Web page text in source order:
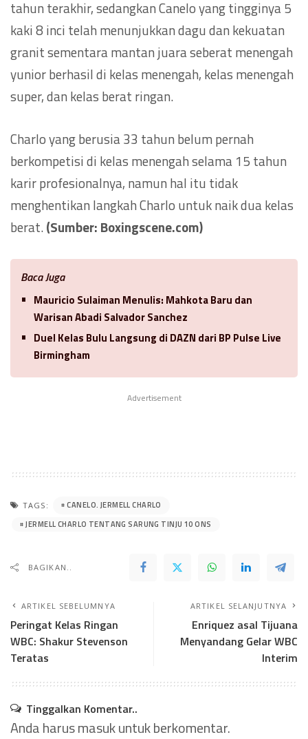
tahun terakhir, sedangkan Canelo yang tingginya 5
kaki 8 inci telah menunjukkan dagu dan kekuatan
granit sementara mantan juara seberat menengah
yunior berhasil di kelas menengah, kelas menengah
super, dan kelas berat ringan.
Charlo yang berusia 33 tahun belum pernah
berkompetisi di kelas menengah selama 15 tahun
karir profesionalnya, namun hal itu tidak
menghentikan langkah Charlo untuk naik dua kelas
berat.(Sumber: Boxingscene.com)
Baca Juga
Mauricio Sulaiman Menulis: Mahkota Baru dan
Warisan Abadi Salvador Sanchez
Duel Kelas Bulu Langsung di DAZN dari BP Pulse Live
Birmingham
Advertisement
TAGS:
CANELO. JERMELL CHARLO
JERMELL CHARLO TENTANG SARUNG TINJU 10 ONS
BAGIKAN..
ARTIKEL SEBELUMNYA
Peringat Kelas Ringan
WBC: Shakur Stevenson
Teratas
ARTIKEL SELANJUTNYA
Enriquez asal Tijuana
Menyandang Gelar WBC
Interim
Tinggalkan Komentar..
Anda harusmasukuntuk berkomentar.